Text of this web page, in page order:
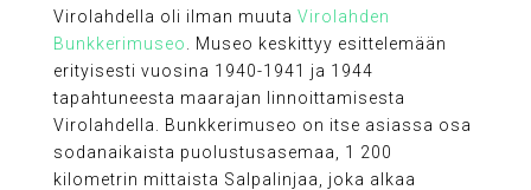
Virolahdella oli ilman muuta Virolahden
Bunkkerimuseo
. Museo keskittyy esittelemään
erityisesti vuosina 1940-1941 ja 1944
tapahtuneesta maarajan linnoittamisesta
Virolahdella. Bunkkerimuseo on itse asiassa osa
sodanaikaista puolustusasemaa, 1 200
kilometrin mittaista Salpalinjaa, joka alkaa